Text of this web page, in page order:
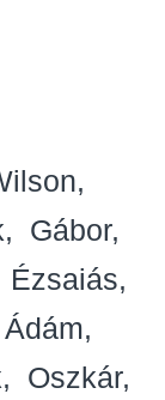
Gábor
Ézsaiás
Ádám
Oszkár